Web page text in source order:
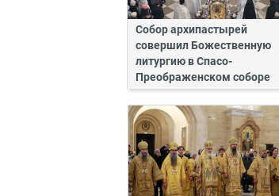
Собор архипастырей
совершил Божественную
литургию в Спасо-
Преображенском соборе